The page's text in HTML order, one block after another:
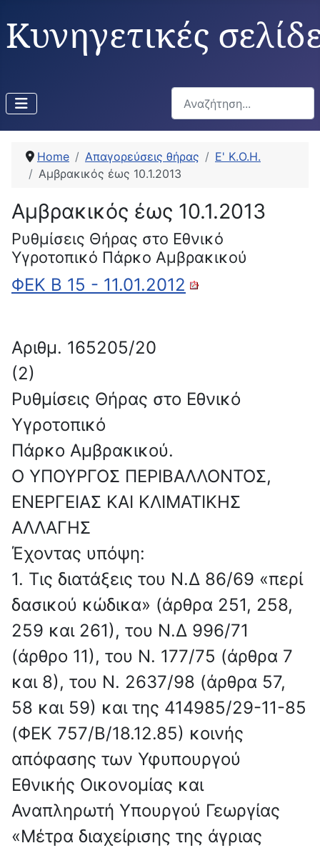
Κυνηγετικές
Αναζήτηση...
Home Απαγορεύσεις θήρας
Ε' Κ.Ο.Η.
Αμβρακικός έως 10.1.2013
Αμβρακικός έως 10.1.2013
Ρυθμίσεις Θήρας στο Εθνικό
Υγροτοπικό Πάρκο Αμβρακικού
ΦΕΚ Β 15 - 11.01.2012
Αριθμ. 165205/20
(2)
Ρυθμίσεις Θήρας στο Εθνικό
Υγροτοπικό
Πάρκο Αμβρακικού.
Ο ΥΠΟΥΡΓΟΣ ΠΕΡΙΒΑΛΛΟΝΤΟΣ,
ΕΝΕΡΓΕΙΑΣ ΚΑΙ ΚΛΙΜΑΤΙΚΗΣ
ΑΛΛΑΓΗΣ
Έχοντας υπόψη:
1. Τις διατάξεις του Ν.Δ 86/69 «περί
δασικού κώδικα» (άρθρα 251, 258,
259 και 261), του Ν.Δ 996/71
(άρθρο 11), του Ν. 177/75 (άρθρα 7
και 8), του Ν. 2637/98 (άρθρα 57,
58 και 59) και της 414985/29-11-85
(ΦΕΚ 757/Β/18.12.85) κοινής
απόφασης των Υφυπουργού
Εθνικής Οικονομίας και
Αναπληρωτή Υπουργού Γεωργίας
«Μέτρα διαχείρισης της άγριας